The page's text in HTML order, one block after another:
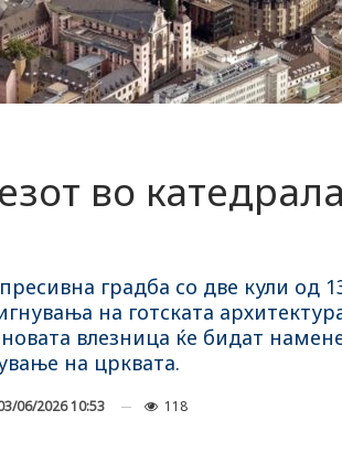
во
градба со две кули од
на готската
влезница ќе бидат
на црквата.
06/2026 10:53 118